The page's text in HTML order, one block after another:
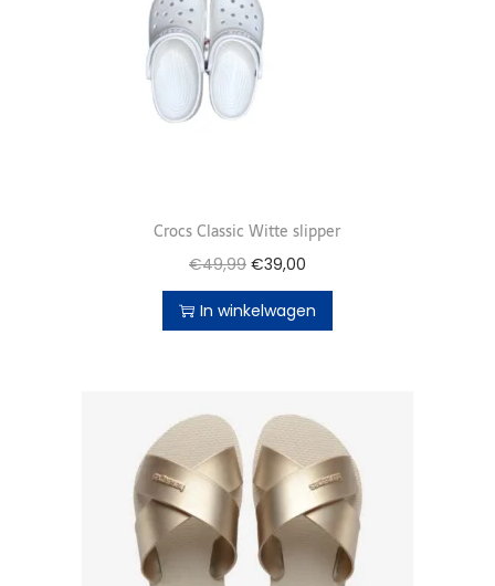
Crocs Classic Witte slipper
€49,99 €39,00
In winkelwagen